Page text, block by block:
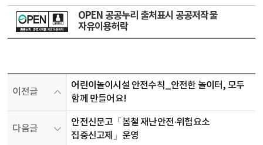
OPEN 공공누리 출처표시 공공저작물
자유이용허락
이전글
어린이놀이시설 안전수칙_안전한 놀이터, 모두
함께 만들어요!
다음글
안전신문고「봄철 재난안전·위험요소
집중신고제」운영